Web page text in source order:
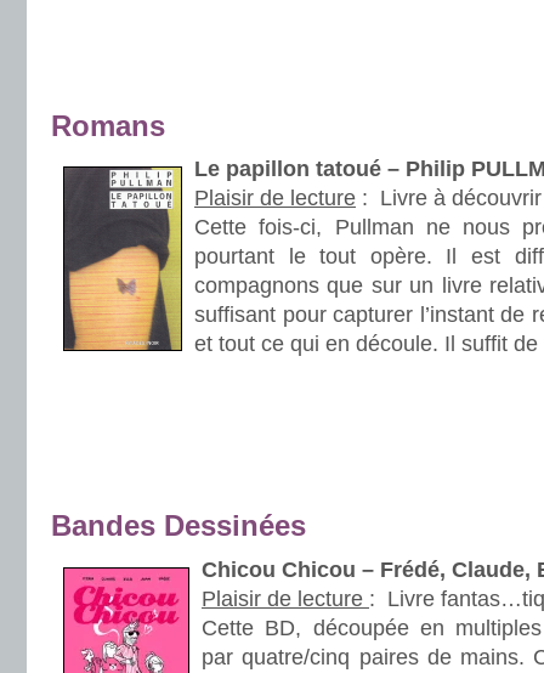
Romans
Le papillon tatoué – Philip
Plaisir de lecture : Livre à découvrir
Cette fois-ci, Pullman ne nous
pourtant le tout opère. Il est
compagnons que sur un livre
suffisant pour capturer l’instant de
et tout ce qui en découle. Il suffit
Bandes Dessinées
Chicou Chicou – Frédé, Claude,
Plaisir de lecture : Livre
Cette BD, découpée en
par quatre/cinq paires de mains.